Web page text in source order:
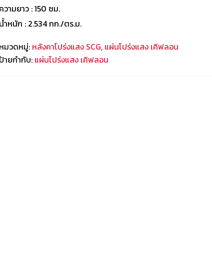
ความยาว : 150 ซม.
น้ำหนัก : 2.534 กก./ตร.ม.
หมวดหมู่: หลังคาโปร่งแสง SCG, แผ่นโปร่งแสง เคิฟลอน
ป้ายกำกับ: แผ่นโปร่งแสง เคิฟลอน